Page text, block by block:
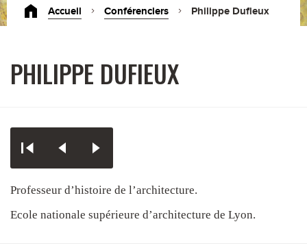
Accueil Conférenciers Philippe Dufieux
PHILIPPE DUFIEUX
Professeur d’histoire de l’architecture.
Ecole nationale supérieure d’architecture de Lyon.